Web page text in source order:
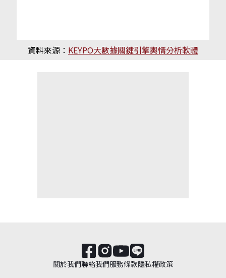
資料來源： KEYPO大數據關鍵引擎輿情分析軟體
關於我們聯絡我們服務條款隱私權政策